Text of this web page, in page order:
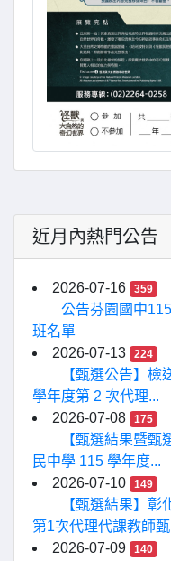
近月內熱門公告
2026-07-16 359
公告芬園國中
班名單
2026-07-13
224
【甄選公告】
學年度第 2 次代理...
2026-07-08
175
【甄選結果暨甄
民中學 115 學年度...
2026-07-10
149
【甄選結果】
第1次代理代課教師甄
2026-07-09
140